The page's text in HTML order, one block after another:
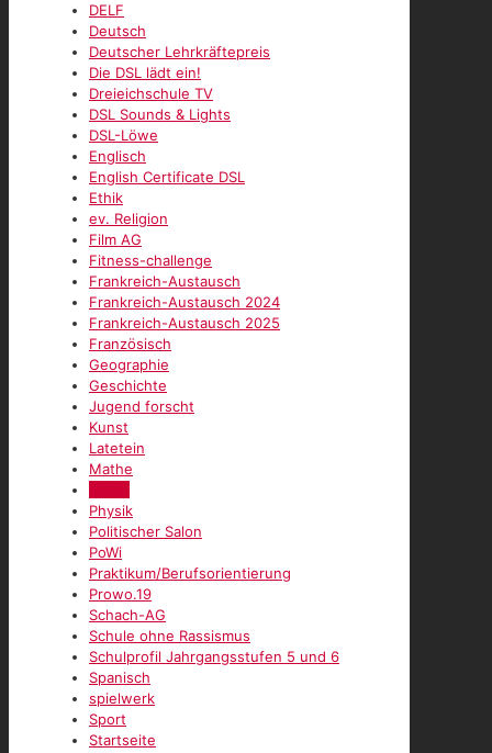
DELF
Deutsch
Deutscher Lehrkräftepreis
Die DSL lädt ein!
Dreieichschule TV
DSL Sounds & Lights
DSL-Löwe
Englisch
English Certificate DSL
Ethik
ev. Religion
Film AG
Fitness-challenge
Frankreich-Austausch
Frankreich-Austausch 2024
Frankreich-Austausch 2025
Französisch
Geographie
Geschichte
Jugend forscht
Kunst
Latetein
Mathe
Physik
Politischer Salon
PoWi
Praktikum/Berufsorientierung
Prowo.19
Schach-AG
Schule ohne Rassismus
Schulprofil Jahrgangsstufen 5 und 6
Spanisch
spielwerk
Sport
Startseite